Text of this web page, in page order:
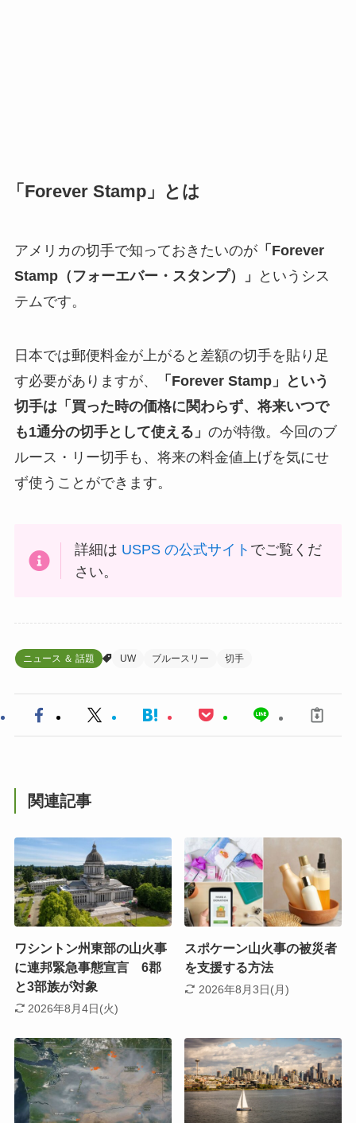
「Forever Stamp」とは
アメリカの切手で知っておきたいのが「Forever
Stamp（フォーエバー・スタンプ）」
というシス
テムです。
日本では郵便料金が上がると差額の切手を貼り足
す必要がありますが、
「Forever Stamp」という
切手は「買った時の価格に関わらず、将来いつで
も1通分の切手として使える」 のが特徴。今回のブ
ルース・リー切手も、将来の料金値上げを気にせ
ず使うことができます。
詳細は USPS の公式サイト でご覧くだ
さい。
ニュース ＆ 話題 UW ブルースリー 切手
関連記事
ワシントン州東部の山火事
に連邦緊急事態宣言 6郡
と3部族が対象
2026年8月4日(火)
スポケーン山火事の被災者
を支援する方法
2026年8月3日(月)